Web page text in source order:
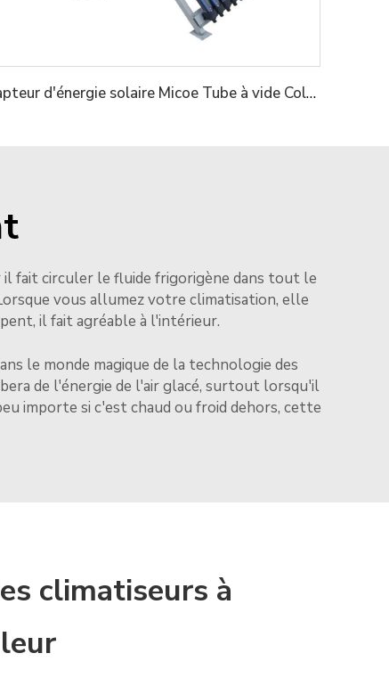
Capteur d'énergie solaire Micoe Tube à vide Collecteur de chaleur pour chauffe-eau
il fait circuler le fluide frigorigène dans tout le
vous allumez votre climatisation, elle
il fait agréable à l'intérieur.
le monde magique de la technologie des
de l'énergie de l'air glacé, surtout lorsqu'il
importe si c'est chaud ou froid dehors, cette
climatiseurs à